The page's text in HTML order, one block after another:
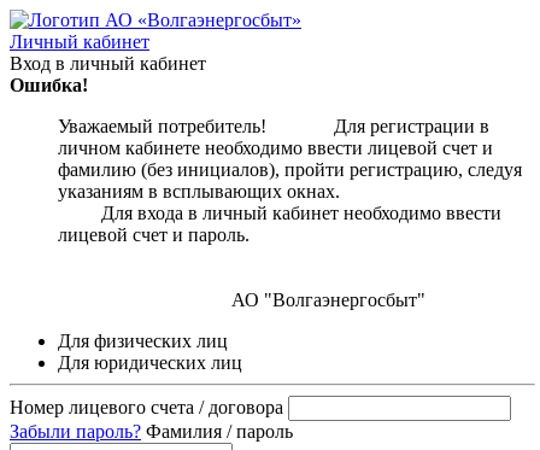
Личный кабинет
Вход в личный кабинет
Ошибка!
Уважаемый потребитель! Для регистрации в
личном кабинете необходимо ввести лицевой счет и
фамилию (без инициалов), пройти регистрацию, следуя
указаниям в всплывающих окнах.
Для входа в личный кабинет необходимо ввести
лицевой счет и пароль.
АО "Волгаэнергосбыт"
Для физических лиц
Для юридических лиц
Номер лицевого счета / договора
Забыли пароль? Фамилия / пароль